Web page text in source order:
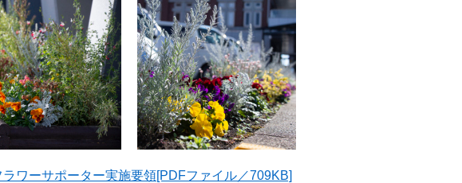
ワーサポーター実施要領[PDFファイル／709KB]